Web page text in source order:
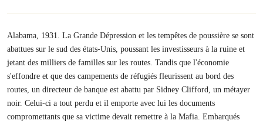
Alabama, 1931. La Grande Dépression et les tempêtes de poussière se sont
abattues sur le sud des états-Unis, poussant les investisseurs à la ruine et
jetant des milliers de familles sur les routes. Tandis que l'économie
s'effondre et que des campements de réfugiés fleurissent au bord des
routes, un directeur de banque est abattu par Sidney Clifford, un métayer
noir. Celui-ci a tout perdu et il emporte avec lui les documents
compromettants que sa victime devait remettre à la Mafia. Embarqués